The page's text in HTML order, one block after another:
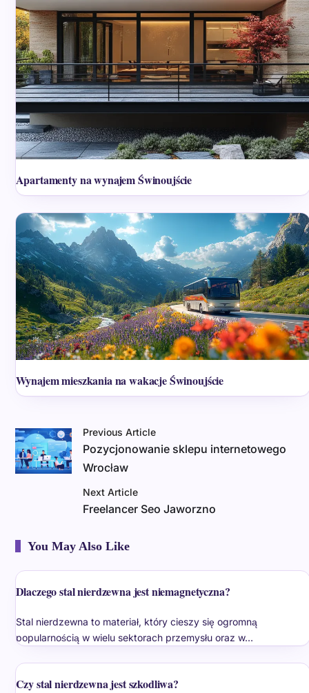
Apartamenty na wynajem Świnoujście
Wynajem mieszkania na wakacje Świnoujście
Previous Article
Pozycjonowanie sklepu internetowego
Wrocław
Next Article
Freelancer Seo Jaworzno
You May Also Like
Dlaczego stal nierdzewna jest niemagnetyczna?
Stal nierdzewna to materiał, który cieszy się ogromną
popularnością w wielu sektorach przemysłu oraz w…
Czy stal nierdzewna jest szkodliwa?